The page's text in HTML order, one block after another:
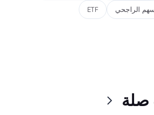
الراجحي ETF
صلة